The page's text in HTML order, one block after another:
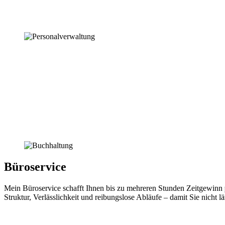
Büroservice
Mein Büroservice schafft Ihnen bis zu mehreren Stunden
Struktur, Verlässlichkeit und reibungslose Abläufe – damit Sie nicht